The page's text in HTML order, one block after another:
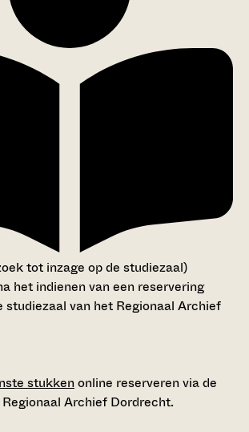
tot inzage op de studiezaal)
het indienen van een reservering
studiezaal van het Regionaal Archief
stukkenonline reserveren via de
Archief Dordrecht.